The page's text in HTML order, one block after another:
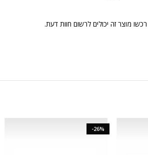
מוצר זה יכולים לרשום חוות דעת.
-26%